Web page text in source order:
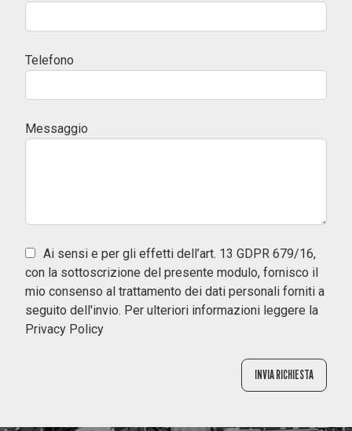
Telefono
Messaggio
Ai sensi e per gli effetti dell’art. 13 GDPR 679/16,
con la sottoscrizione del presente modulo, fornisco il
mio consenso al trattamento dei dati personali forniti a
seguito dell'invio. Per ulteriori informazioni leggere la
Privacy Policy